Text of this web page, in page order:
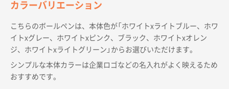
カラーバリエーション
こちらのボールペンは、本体色が「ホワイトxライトブルー、ホワ
イトxグレー、ホワイトxピンク、ブラック、ホワイトxオレン
ジ、ホワイトxライトグリーン」からお選びいただけます。
シンプルな本体カラーは企業ロゴなどの名入れがよく映えるため
おすすめです。